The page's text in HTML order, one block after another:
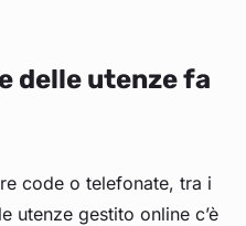
delle utenze fa
code o telefonate, tra i
utenze gestito online c’è